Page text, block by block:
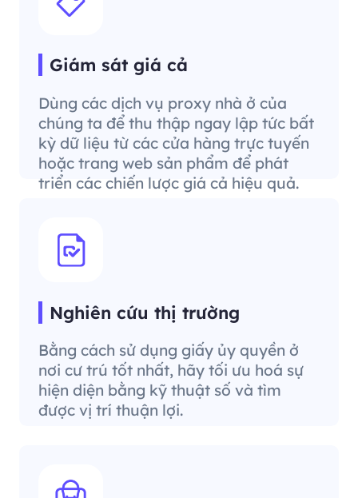
Giám sát giá cả
Dùng các dịch vụ proxy nhà ở của
chúng ta để thu thập ngay lập tức bất
kỳ dữ liệu từ các cửa hàng trực tuyến
hoặc trang web sản phẩm để phát
triển các chiến lược giá cả hiệu quả.
Nghiên cứu thị trường
Bằng cách sử dụng giấy ủy quyền ở
nơi cư trú tốt nhất, hãy tối ưu hoá sự
hiện diện bằng kỹ thuật số và tìm
được vị trí thuận lợi.